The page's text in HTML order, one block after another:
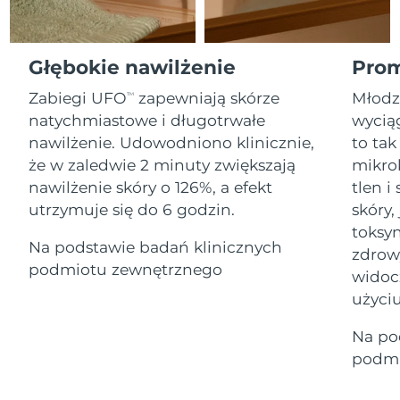
Głębokie nawilżenie
Zabiegi UFOTM
zapewniają skórze
natychmiastowe i długotrwałe
nawilżenie. Udowodniono klinicznie,
że w zaledwie 2 minuty zwiększają
nawilżenie skóry o 126%, a efekt
utrzymuje się do 6 godzin.
Na podstawie badań klinicznych
podmiotu zewnętrznego
to tak
tlen i
Na
All revitalizing eye massagers
Advanced pore care essentials
Serum
For healthy hair
issa™ Teeth Whitening Gel
18% PAP
Kosmetyki Mężczyźni
O NAS
Gibraltar
13/08/2026
Grecja
09/08/2026
SRA Hongkong
(Chiny)
Oczekiwany czas dostawy
10/08/2026
Węgry
Oczekiwany czas dostawy
09/08/2026
Oczekiwany czas dostawy
10/08/2026
Indonezja
Oczekiwany czas dostawy
09/08/2026